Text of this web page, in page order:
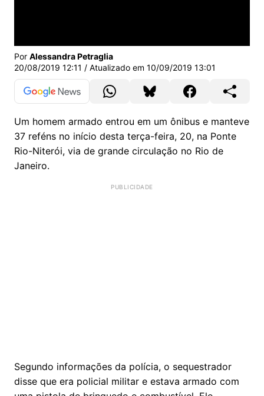
Por Alessandra Petraglia
20/08/2019 12:11 / Atualizado em 10/09/2019 13:01
Um homem armado entrou em um ônibus e manteve
37 reféns no início desta terça-feira, 20, na Ponte
Rio-Niterói, via de grande circulação no Rio de
Janeiro.
Segundo informações da polícia, o sequestrador
disse que era policial militar e estava armado com